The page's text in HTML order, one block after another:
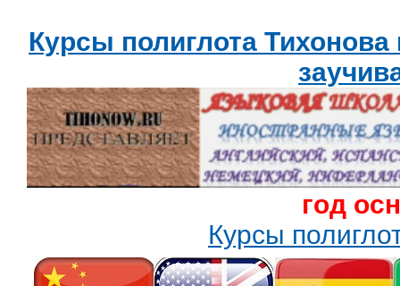
Курсы полиглота
год
Курсы